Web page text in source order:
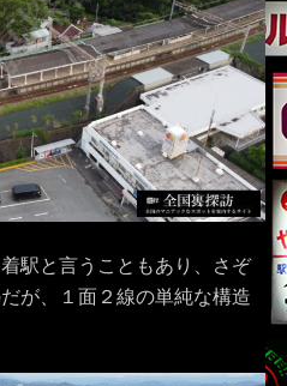
駅と言うこともあり、さぞ
が、１面２線の単純な構造